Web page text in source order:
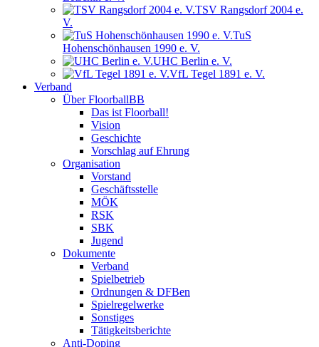
TSV Rangsdorf 2004 e.
V.
TuS
Hohenschönhausen 1990 e. V.
UHC Berlin e. V.
VfL Tegel 1891 e. V.
Verband
Über FloorballBB
Das ist Floorball!
Vision
Geschichte
Vorschlag auf Ehrung
Organisation
Vorstand
Geschäftsstelle
MÖK
RSK
SBK
Jugend
Dokumente
Verband
Spielbetrieb
Ordnungen & DFBen
Spielregelwerke
Sonstiges
Tätigkeitsberichte
Anti-Doping